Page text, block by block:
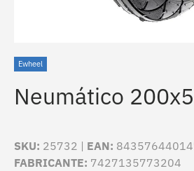
Ewheel
Neumático
SKU: 25732 | EAN:
FABRICANTE: 7427135773204